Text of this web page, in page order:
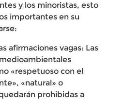
y los minoristas, esto
importantes en su
afirmaciones vagas: Las
«respetuoso con el
«natural» o
prohibidas a